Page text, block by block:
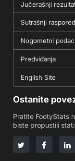
Jučerašnji
Sutrašnji raspored
Nogometni
Predviđanja
English Site
Ostanite
Pratite FootyStats
biste propustili